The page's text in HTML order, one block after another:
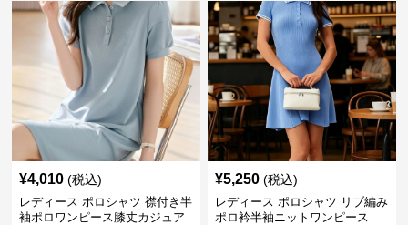
¥4,010 (税込)
レディース ポロシャツ 襟付き半
袖ポロワンピース膝丈カジュア
¥5,250 (税込)
レディース ポロシャツ リブ編み
ポロ衿半袖ニットワンピース